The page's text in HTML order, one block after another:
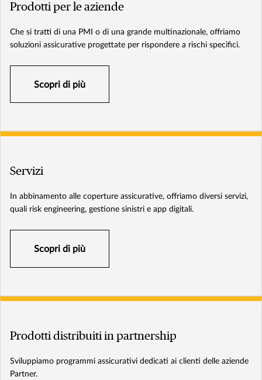
Prodotti per le aziende
Che si tratti di una PMI o di una grande multinazionale, offriamo
soluzioni assicurative progettate per rispondere a rischi specifici.
Scopri di più
Servizi
In abbinamento alle coperture assicurative, offriamo diversi servizi,
quali risk engineering, gestione sinistri e app digitali.
Scopri di più
Prodotti distribuiti in partnership
Sviluppiamo programmi assicurativi dedicati ai clienti delle aziende
Partner.